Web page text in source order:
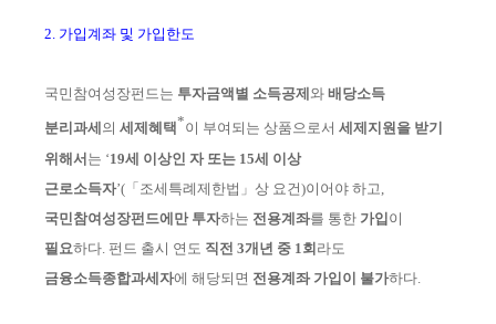
2. 가입계좌 및 가입한도
국민참여성장펀드는 투자금액별 소득공제 와 배당소득
분리과세 의 세제혜택 *이 부여되는 상품으로서 세제지원을 받기
위해서 는 ‘19세 이상인 자 또는 15세 이상
근로소득자’( 「조세특례제한법」상 요건)이어야 하고,
국민참여성장펀드에만투자하는 전용계좌를 통한 가입 이
필요하다. 펀드 출시 연도 직전 3개년 중 1회 라도
금융소득종합과세자에 해당되면 전용계좌 가입이 불가하다.